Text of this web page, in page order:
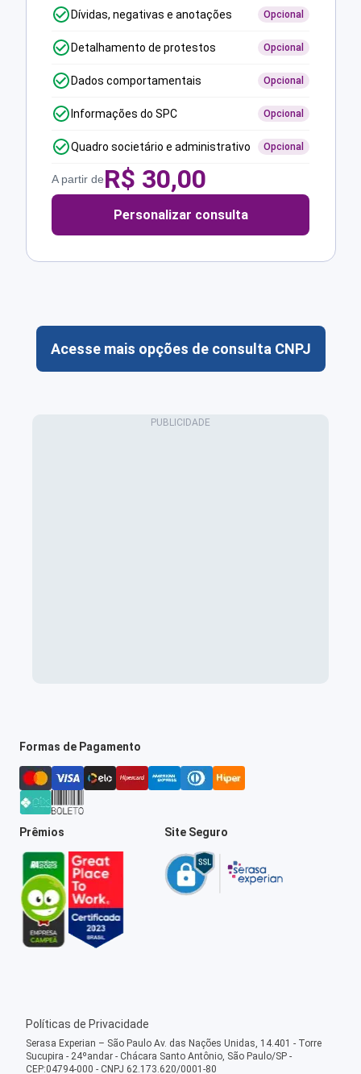
Dívidas, negativas e anotações Opcional
Detalhamento de protestos Opcional
Dados comportamentais Opcional
Informações do SPC Opcional
Quadro societário e administrativo Opcional
A partir deR$ 30,00
Personalizar consulta
Acesse mais opções de consulta CNPJ
Formas de Pagamento
Prêmios Site Seguro
Políticas de Privacidade
Serasa Experian – São Paulo Av. das Nações Unidas, 14.401 - Torre
Sucupira - 24ºandar - Chácara Santo Antônio, São Paulo/SP -
CEP:04794-000 - CNPJ 62.173.620/0001-80